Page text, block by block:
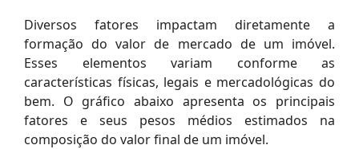
Diversos fatores impactam diretamente a
formação do valor de mercado de um imóvel.
Esses elementos variam conforme as
características físicas, legais e mercadológicas do
bem. O gráfico abaixo apresenta os principais
fatores e seus pesos médios estimados na
composição do valor final de um imóvel.